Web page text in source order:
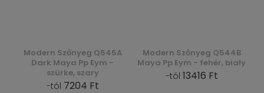
Modern Szőnyeg Q545A
Dark Maya Pp Eym -
szürke, szary
-tól 7204 Ft
Modern Szőnyeg Q544B
Maya Pp Eym - fehér, biały
-tól 13416 Ft